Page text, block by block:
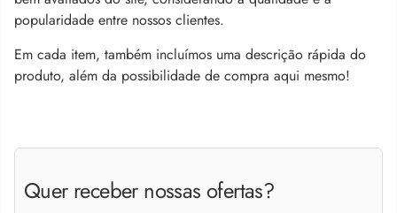
popularidade entre nossos clientes.
Em cada item, também incluímos uma descrição rápida do
produto, além da possibilidade de compra aqui mesmo!
Quer receber nossas ofertas?